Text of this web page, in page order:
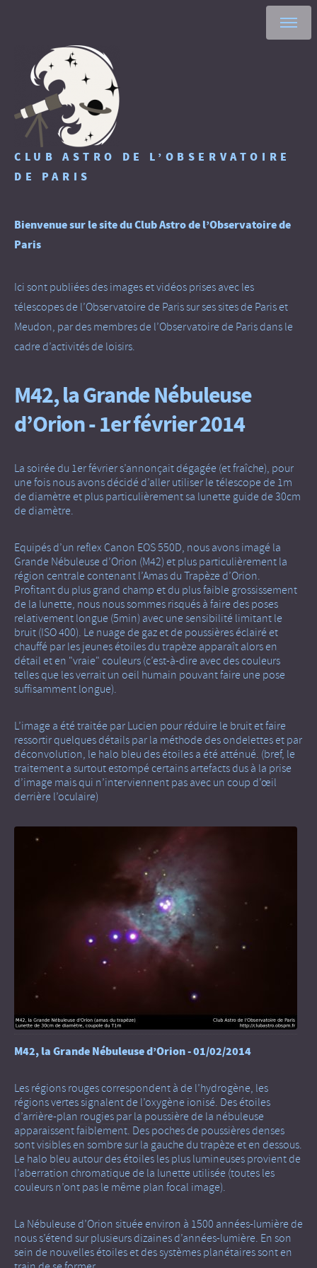
CLUB ASTRO DE L’OBSERVATOIRE
DE PARIS
Bienvenue sur le site du Club Astro de l’Observatoire de
Paris
Ici sont publiées des images et vidéos prises avec les
télescopes de l’Observatoire de Paris sur ses sites de Paris et
Meudon, par des membres de l’Observatoire de Paris dans le
cadre d’activités de loisirs.
M42, la Grande Nébuleuse
d’Orion - 1er février 2014
La soirée du 1er février s’annonçait dégagée (et fraîche), pour
une fois nous avons décidé d’aller utiliser le télescope de 1m
de diamètre et plus particulièrement sa lunette guide de 30cm
de diamètre.
Equipés d’un reflex Canon EOS 550D, nous avons imagé la
Grande Nébuleuse d’Orion (M42) et plus particulièrement la
région centrale contenant l’Amas du Trapèze d’Orion.
Profitant du plus grand champ et du plus faible grossissement
de la lunette, nous nous sommes risqués à faire des poses
relativement longue (5min) avec une sensibilité limitant le
bruit (ISO 400). Le nuage de gaz et de poussières éclairé et
chauffé par les jeunes étoiles du trapèze apparaît alors en
détail et en "vraie" couleurs (c’est-à-dire avec des couleurs
telles que les verrait un oeil humain pouvant faire une pose
suffisamment longue).
L’image a été traitée par Lucien pour réduire le bruit et faire
ressortir quelques détails par la méthode des ondelettes et par
déconvolution, le halo bleu des étoiles a été atténué. (bref, le
traitement a surtout estompé certains artefacts dus à la prise
d’image mais qui n’interviennent pas avec un coup d’œil
derrière l’oculaire)
M42, la Grande Nébuleuse d’Orion - 01/02/2014
Les régions rouges correspondent à de l’hydrogène, les
régions vertes signalent de l’oxygène ionisé. Des étoiles
d’arrière-plan rougies par la poussière de la nébuleuse
apparaissent faiblement. Des poches de poussières denses
sont visibles en sombre sur la gauche du trapèze et en dessous.
Le halo bleu autour des étoiles les plus lumineuses provient de
l’aberration chromatique de la lunette utilisée (toutes les
couleurs n’ont pas le même plan focal image).
La Nébuleuse d’Orion située environ à 1500 années-lumière de
nous s’étend sur plusieurs dizaines d’années-lumière. En son
sein de nouvelles étoiles et des systèmes planétaires sont en